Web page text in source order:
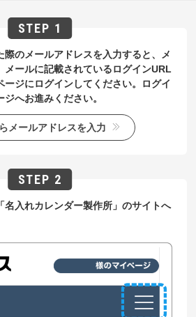
際のメールアドレスを入力すると、メ
メールに記載されているログインURL
ージにログインしてください。ログイ
へお進みください。
メールアドレスを入力
名入れカレンダー製作所」のサイトへ